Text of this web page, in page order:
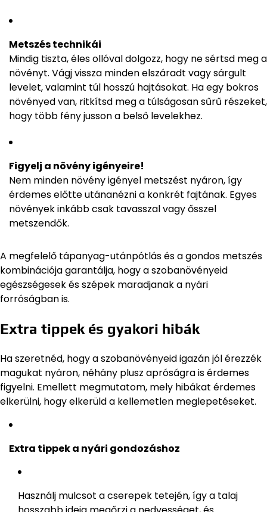
Metszés technikái
Mindig tiszta, éles ollóval dolgozz, hogy ne sértsd meg a
növényt. Vágj vissza minden elszáradt vagy sárgult
levelet, valamint túl hosszú hajtásokat. Ha egy bokros
növényed van, ritkítsd meg a túlságosan sűrű részeket,
hogy több fény jusson a belső levelekhez.
Figyelj a növény igényeire!
Nem minden növény igényel metszést nyáron, így
érdemes előtte utánanézni a konkrét fajtának. Egyes
növények inkább csak tavasszal vagy ősszel
metszendők.
A megfelelő tápanyag-utánpótlás és a gondos metszés
kombinációja garantálja, hogy a szobanövényeid
egészségesek és szépek maradjanak a nyári
forróságban is.
Extra tippek és gyakori hibák
Ha szeretnéd, hogy a szobanövényeid igazán jól érezzék
magukat nyáron, néhány plusz apróságra is érdemes
figyelni. Emellett megmutatom, mely hibákat érdemes
elkerülni, hogy elkerüld a kellemetlen meglepetéseket.
Extra tippek a nyári gondozáshoz
Használj mulcsot a cserepek tetején, így a talaj